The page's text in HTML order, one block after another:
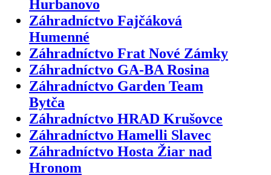
Hurbanovo
Záhradníctvo Fajčáková
Humenné
Záhradníctvo Frat Nové Zámky
Záhradníctvo GA-BA Rosina
Záhradníctvo Garden Team
Bytča
Záhradníctvo HRAD Krušovce
Záhradníctvo Hamelli Slavec
Záhradníctvo Hosta Žiar nad
Hronom